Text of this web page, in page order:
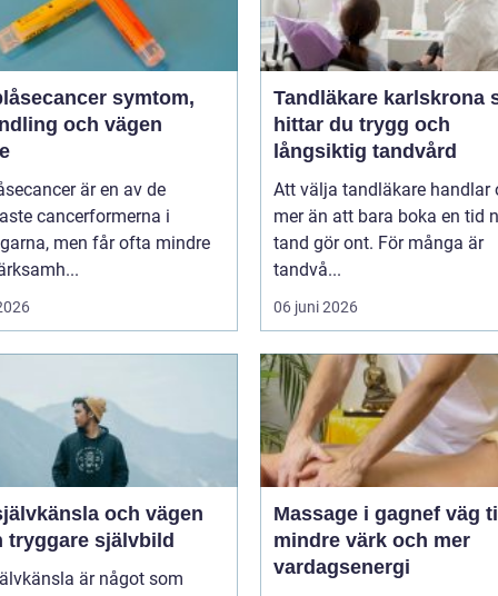
symtom,
och vägen
är en av de
cancerformerna i
men får ofta mindre
Tandläkare karlskrona så
hittar du trygg och
långsiktig tandvård
Att välja tandläkare handlar
mer än att bara boka en tid
tand gör ont. För många är
tandvå...
06 juni 2026
och vägen
tryggare självbild
är något som
Massage i gagnef väg till
mindre värk och mer
vardagsenergi